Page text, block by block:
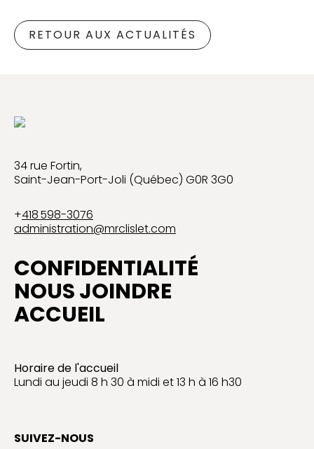
RETOUR AUX ACTUALITÉS
34 rue Fortin,
Saint-Jean-Port-Joli (Québec) G0R 3G0
+418 598-3076
administration@mrclislet.com
CONFIDENTIALITÉ
NOUS JOINDRE
ACCUEIL
Horaire de l'accueil
Lundi au jeudi 8 h 30 à midi et 13 h à 16 h30
SUIVEZ-NOUS